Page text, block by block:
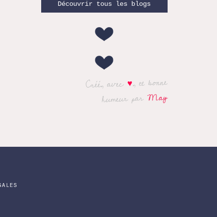
Découvrir tous les blogs
Créé, avec♥, et bonne
humeur parMay